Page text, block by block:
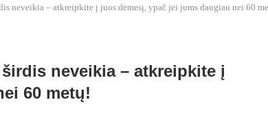
neveikia – atkreipkite į juos dėmesį, ypač jei jums daugiau nei 60
neveikia – atkreipkite į
60 metų!